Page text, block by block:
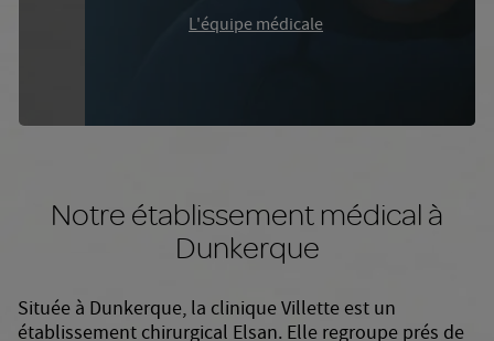
L'équipe médicale
Notre établissement médical à
Dunkerque
Située à Dunkerque, la clinique Villette est un
établissement chirurgical Elsan. Elle regroupe prés de